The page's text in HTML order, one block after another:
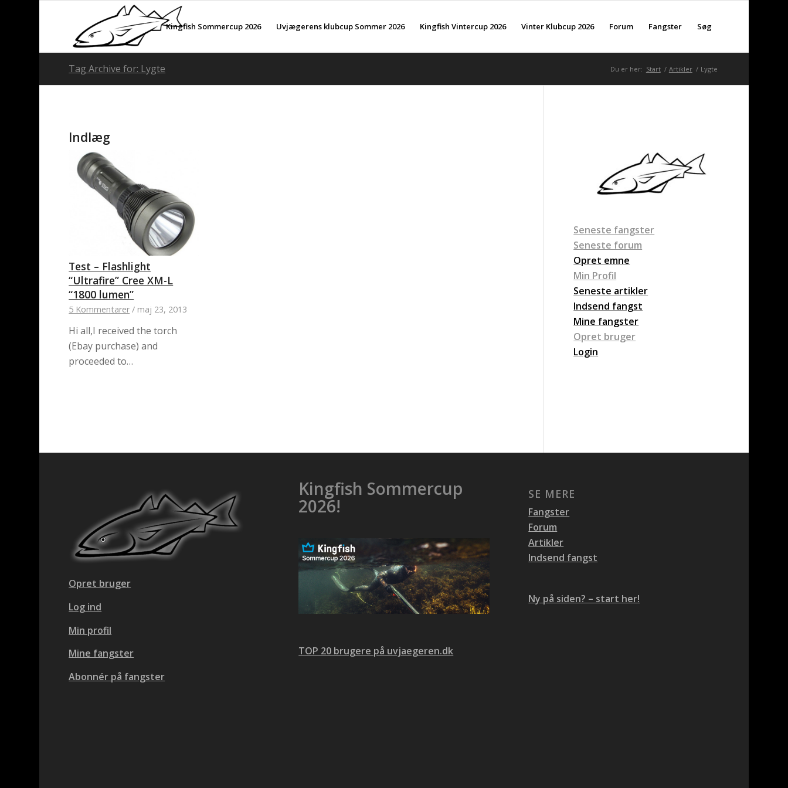
Kingfish Sommercup 2026 Uvjægerens klubcup Sommer 2026 Kingfish Vintercup 2026 Vinter Klubcup 2026 Forum Fangster Søg
Tag Archive for: Lygte Du er her: Start / Artikler / Lygte
Indlæg
Test – Flashlight
“Ultrafire” Cree XM-L
“1800 lumen”
5 Kommentarer / maj 23, 2013
Hi all,I received the torch
(Ebay purchase) and
proceeded to…
Seneste fangster
Seneste forum
Opret emne
Min Profil
Seneste artikler
Indsend fangst
Mine fangster
Opret bruger
Login
Opret bruger
Log ind
Min profil
Mine fangster
Abonnér på fangster
Kingfish Sommercup
2026!
TOP 20 brugere på uvjaegeren.dk
SE MERE
Fangster
Forum
Artikler
Indsend fangst
Ny på siden? – start her!